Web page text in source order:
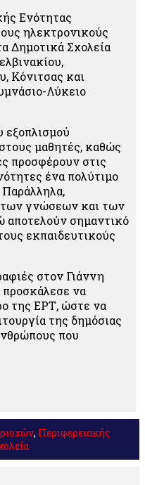
Ενότητας
ηλεκτρονικούς
Δημοτικά Σχολεία
Κόνιτσας και
Λύκειο
μαθητές, καθώς
προσφέρουν στις
ένα πολύτιμο
των γνώσεων και των
αποτελούν σημαντικό
εκπαιδευτικούς
στον Γιάννη
προσκάλεσε να
της ΕΡΤ, ώστε να
της δημόσιας
που
, Περιφερειακής